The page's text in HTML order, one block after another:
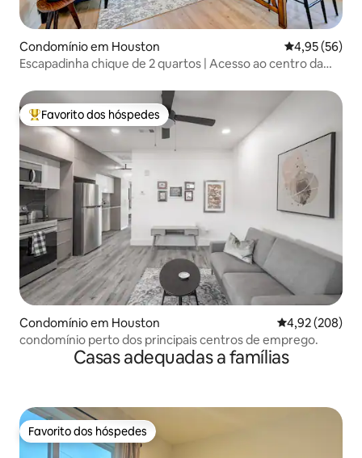
Condomínio em Houston Classificação
4,95 (56)
Escapadinha chique de 2 quartos | Acesso ao centro da
Favoritos dos hóspedes mais apreciados
Favorito dos hóspedes
Condomínio em Houston Classificação
4,92 (208)
condomínio perto dos principais centros de emprego.
Casas adequadas a famílias
Favorito dos hóspedes
Favorito dos hóspedes